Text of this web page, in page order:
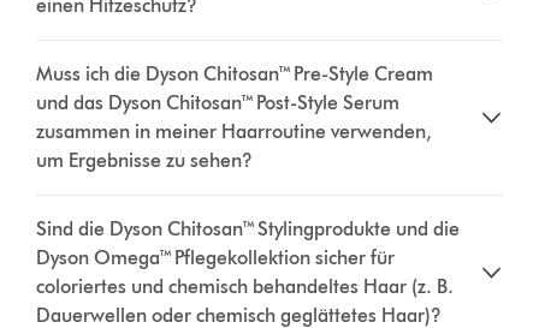
einen Hitzeschutz?
Muss ich die Dyson Chitosan™ Pre-Style Cream
und das Dyson Chitosan™ Post-Style Serum
zusammen in meiner Haarroutine verwenden,
um Ergebnisse zu sehen?
Sind die Dyson Chitosan™ Stylingprodukte und die
Dyson Omega™ Pflegekollektion sicher für
coloriertes und chemisch behandeltes Haar (z. B.
Dauerwellen oder chemisch geglättetes Haar)?